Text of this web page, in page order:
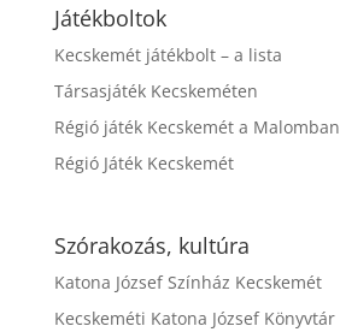
Játékboltok
Kecskemét játékbolt – a lista
Társasjáték Kecskeméten
Régió játék Kecskemét a Malomban
Régió Játék Kecskemét
Szórakozás, kultúra
Katona József Színház Kecskemét
Kecskeméti Katona József Könyvtár